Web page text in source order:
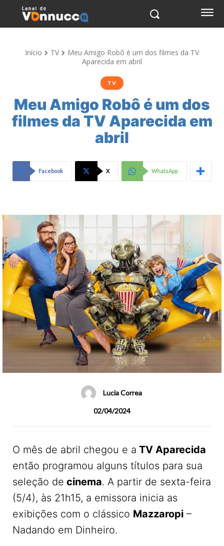
Início TV
Meu Amigo Robô é um dos filmes da TV
Aparecida em abril
TV
Meu Amigo Robô é um dos
filmes da TV Aparecida em
abril
Facebook X WhatsApp
Lucia Correa
02/04/2024
O mês de abril chegou e a TV Aparecida
então programou alguns títulos para sua
seleção de cinema. A partir de sexta-feira
(5/4), às 21h15, a emissora inicia as
exibições com o clássico Mazzaropi –
Nadando em Dinheiro.